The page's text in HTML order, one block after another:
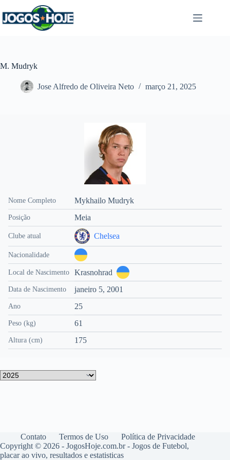
para
o
M. Mudryk
Jose Alfredo de Oliveira Neto março 21, 2025
Nome Completo Mykhailo Mudryk
Posição Meia
Clube atual Chelsea
Nacionalidade
Local de Nascimento Krasnohrad
Data de Nascimento janeiro 5, 2001
Ano 25
Peso (kg) 61
Altura (cm) 175
Contato Termos de Uso
Política de Privacidade
Copyright © 2026 - JogosHoje.com.br - Jogos de Futebol,
placar ao vivo, resultados e estatisticas